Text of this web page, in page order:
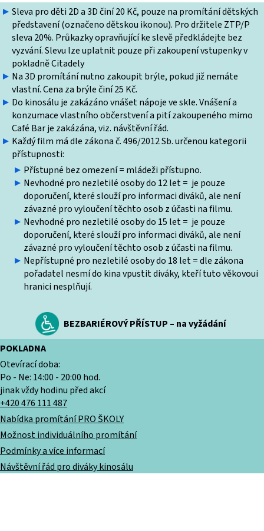
Sleva pro děti 2D a 3D činí 20 Kč, pouze na promítání dětských
představení (označeno dětskou ikonou). Pro držitele ZTP/P
sleva 20%. Průkazky opravňující ke slevě předkládejte bez
vyzvání. Slevu lze uplatnit pouze při zakoupení vstupenky v
pokladně Citadely
Na 3D promítání nutno zakoupit brýle, pokud již nemáte
vlastní. Cena za brýle činí 25 Kč.
Do kinosálu je zakázáno vnášet nápoje ve skle. Vnášení a
konzumace vlastního občerstvení a pití zakoupeného mimo
Café Bar je zakázána, viz. návštěvní řád.
Každý film má dle zákona č. 496/2012 Sb. určenou kategorii
přístupnosti:
Přístupné bez omezení = mládeži přístupno.
Nevhodné pro nezletilé osoby do 12 let = je pouze
doporučení, které slouží pro informaci diváků, ale není
závazné pro vyloučení těchto osob z účasti na filmu.
Nevhodné pro nezletilé osoby do 15 let = je pouze
doporučení, které slouží pro informaci diváků, ale není
závazné pro vyloučení těchto osob z účasti na filmu.
Nepřístupné pro nezletilé osoby do 18 let = dle zákona
pořadatel nesmí do kina vpustit diváky, kteří tuto věkovoui
hranici nesplňují.
BEZBARIÉROVÝ PŘÍSTUP – na vyžádání
POKLADNA
Otevírací doba:
Po - Ne: 14:00 - 20:00 hod.
jinak vždy hodinu před akcí
+420 476 111 487
Nabídka promítání PRO ŠKOLY
Možnost individuálního promítání
Podmínky a více informací
Návštěvní řád pro diváky kinosálu